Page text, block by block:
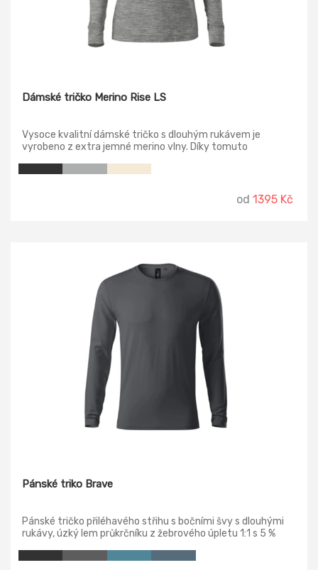
Dámské tričko Merino Rise LS
Vysoce kvalitní dámské tričko s dlouhým rukávem je
vyrobeno z extra jemné merino vlny. Díky tomuto
průkrčníku začištěna páskou z vrchového materiálu,
od 1395 Kč
Pánské triko Brave
Pánské tričko přiléhavého střihu s bočními švy s dlouhými
rukávy, úzký lem průkrčníku z žebrového úpletu 1:1 s 5 %